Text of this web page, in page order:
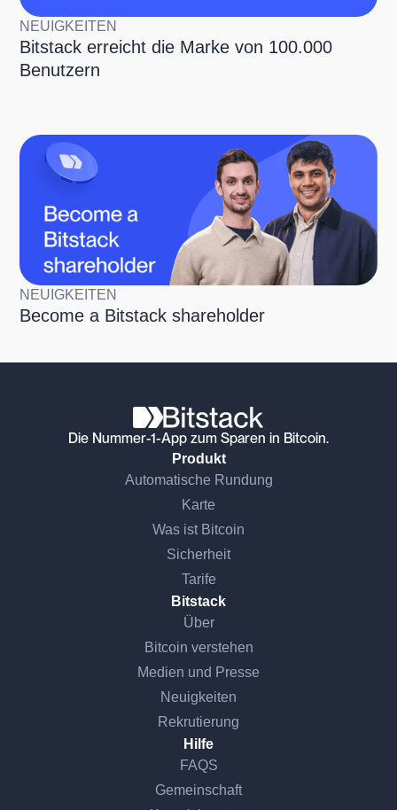
NEUIGKEITEN
Bitstack erreicht die Marke von 100.000
Benutzern
NEUIGKEITEN
Become a Bitstack shareholder
Die Nummer-1-App zum Sparen in Bitcoin.
Produkt
Automatische Rundung
Karte
Was ist Bitcoin
Sicherheit
Tarife
Bitstack
Über
Bitcoin verstehen
Medien und Presse
Neuigkeiten
Rekrutierung
Hilfe
FAQS
Gemeinschaft